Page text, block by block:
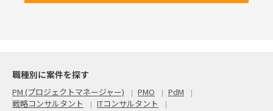
職種別に案件を探す
PM (プロジェクトマネージャー) PMO
PdM
戦略コンサルタント
ITコンサルタント